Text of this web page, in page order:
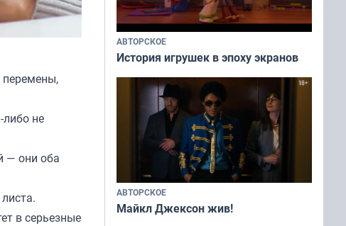
перемены,
не
— они оба
в серьезные
АВТОРСКОЕ
История игрушек в эпоху экранов
АВТОРСКОЕ
Майкл Джексон жив!